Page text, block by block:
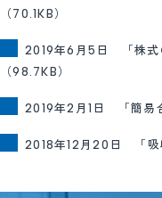
（70.1KB）
2019年6月5日 「株式
（98.7KB）
2019年2月1日 「簡易
2018年12月20日 「吸